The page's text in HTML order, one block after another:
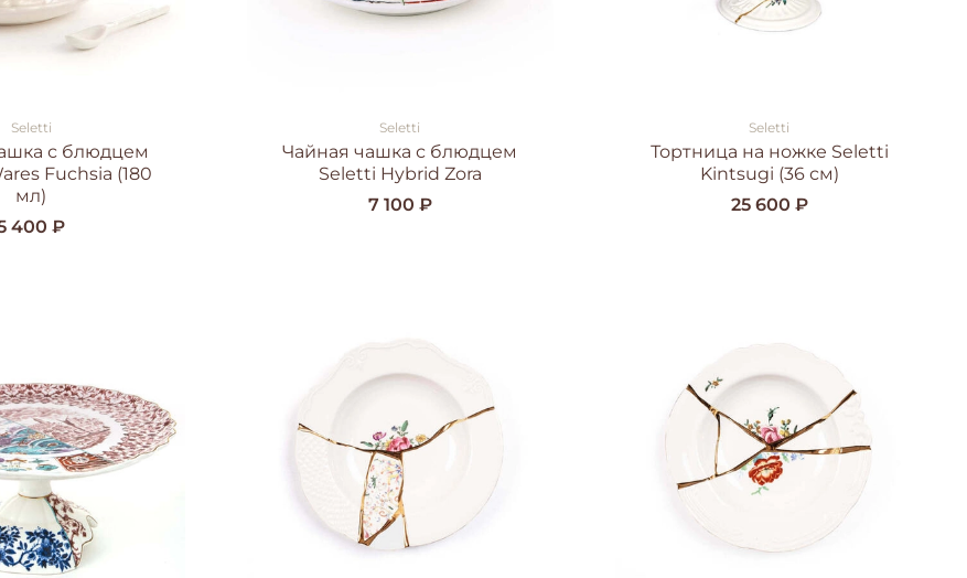
Seletti
с блюдцем
Fuchsia (180
мл)
400 ₽
Seletti
Чайная чашка с блюдцем
Seletti Hybrid Zora
7 100 ₽
Seletti
Тортница на ножке Seletti
Kintsugi (36 см)
25 600 ₽